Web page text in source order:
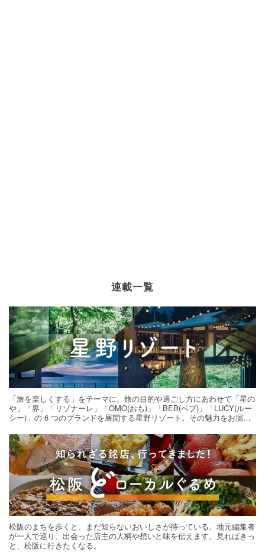
連載一覧
「旅を楽しくする」をテーマに、旅の目的や過ごし方にあわせて「星の
や」「界」「リゾナーレ」「OMO(おも)」「BEB(ベブ)」「LUCY(ルー
シー)」の 6 つのブランドを展開する星野リゾート。その魅力をお届け
松阪のまちを歩くと、まだ知らないおいしさが待っている。地元編集者
が一人で巡り、出会った店主の人柄や想いと味を伝えます。見ればきっ
と、松阪に行きたくなる。